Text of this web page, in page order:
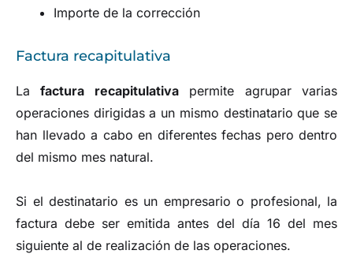
Importe de la corrección
Factura recapitulativa
Lafactura recapitulativapermite agrupar varias
operaciones dirigidas a un mismo destinatario que se
han llevado a cabo en diferentes fechas pero dentro
del mismo mes natural.
Si el destinatario es un empresario o profesional, la
factura debe ser emitida antes del día 16 del mes
siguiente al de realización de las operaciones.